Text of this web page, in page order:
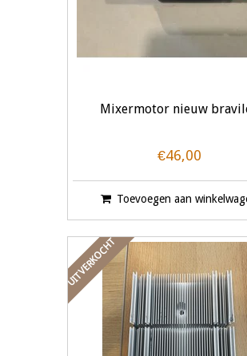
Mixermotor nieuw
€46,00
Toevoegen aan
UITVERKOCHT